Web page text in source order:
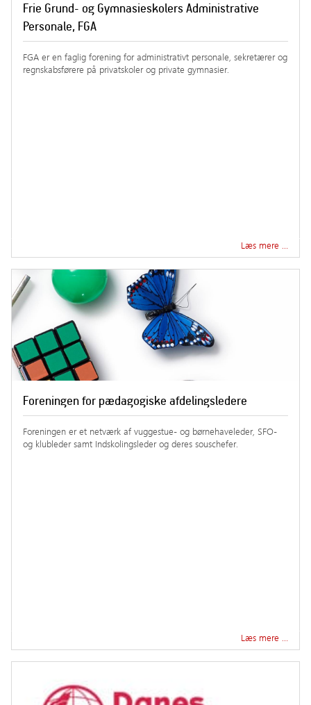
Frie Grund- og Gymnasieskolers Administrative
Personale, FGA
FGA er en faglig forening for administrativt personale, sekretærer og
regnskabsførere på privatskoler og private gymnasier.
Læs mere …
Foreningen for pædagogiske afdelingsledere
Foreningen er et netværk af vuggestue- og børnehaveleder, SFO-
og klubleder samt Indskolingsleder og deres souschefer.
Læs mere …